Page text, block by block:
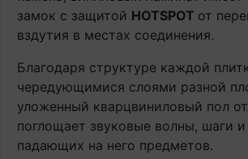
замок с защитой HOTSPOT от
вздутия в местах соединения.
Благодаря структуре каждой
чередующимися слоями разной
уложенный кварцвиниловый пол
поглощает звуковые волны, шаги и
падающих на него предметов.